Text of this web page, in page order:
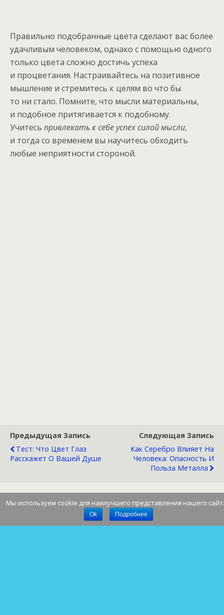
Правильно подобранные цвета сделают вас более
удачливым человеком, однако с помощью одного
только цвета сложно достичь успеха
и процветания. Настраивайтесь на позитивное
мышление и стремитесь к целям во что бы
то ни стало. Помните, что мысли материальны,
и подобное притягивается к подобному.
Учитесь привлекать к себе успех силой мысли,
и тогда со временем вы научитесь обходить
любые неприятности стороной.
Предыдущая Запись
Тест: Что Цвет Глаз
Расскажет О Вашей Душе
Следующая Запись
Как Серебро Влияет На
Человека: Опасность И
Польза Металла
Мы используем cookie для наилучшего представления нашего
Ok Подробнее
Наверх